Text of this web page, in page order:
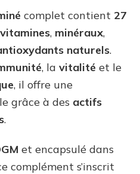
complet contient 27
vitamines, minéraux,
naturels.
, la vitalité et le
, il offre une
grâce à des actifs
.
et encapsulé dans
complément s’inscrit